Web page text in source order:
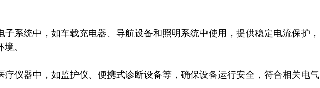
子系统中，如车载充电器、导航设备和照明系统中使用，提供稳定电流保护，
。
疗仪器中，如监护仪、便携式诊断设备等，确保设备运行安全，符合相关电气